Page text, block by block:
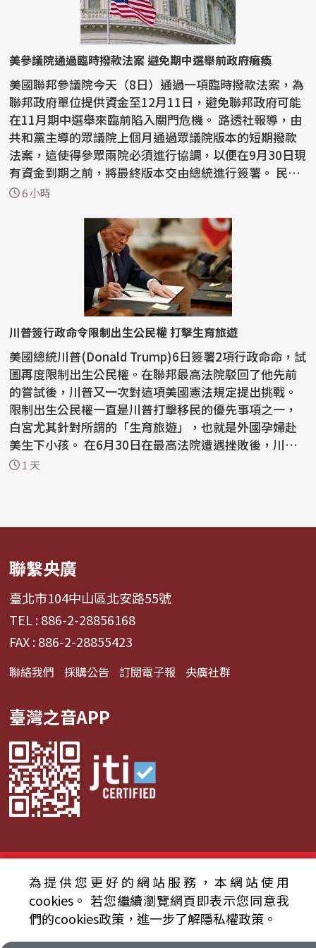
美參議院通過臨時撥款法案 避免期中選舉前政府癱瘓
美國聯邦參議院今天（8日）通過一項臨時撥款法案，為
聯邦政府單位提供資金至12月11日，避免聯邦政府可能
在11月期中選舉來臨前陷入關門危機。 路透社報導，由
共和黨主導的眾議院上個月通過眾議院版本的短期撥款
法案，這使得參眾兩院必須進行協調，以便在9月30日現
有資金到期之前，將最終版本交由總統進行簽署。 民
主...6 小時
川普簽行政命令限制出生公民權 打擊生育旅遊
美國總統川普(Donald Trump)6日簽署2項行政命命，試
圖再度限制出生公民權。在聯邦最高法院駁回了他先前
的嘗試後，川普又一次對這項美國憲法規定提出挑戰。
限制出生公民權一直是川普打擊移民的優先事項之一，
白宮尤其針對所謂的「生育旅遊」，也就是外國孕婦赴
美生下小孩。 在6月30日在最高法院遭遇挫敗後，川普
已...1 天
聯繫央廣
臺北市104中山區北安路55號
TEL : 886-2-28856168
FAX : 886-2-28855423
聯絡我們 採購公告 訂閱電子報 央廣社群
臺灣之音APP
© 2024財團法人中央廣播電臺 版權所有
資通安全政策聲明
服務條款 隱私權條款
為提供您更好的網站服務，本網站使用
cookies。 若您繼續瀏覽網頁即表示您同意我
們的cookies政策，進一步了解隱私權政策。